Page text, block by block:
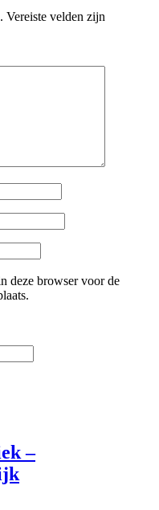
Vereiste velden zijn
deze browser voor de
–